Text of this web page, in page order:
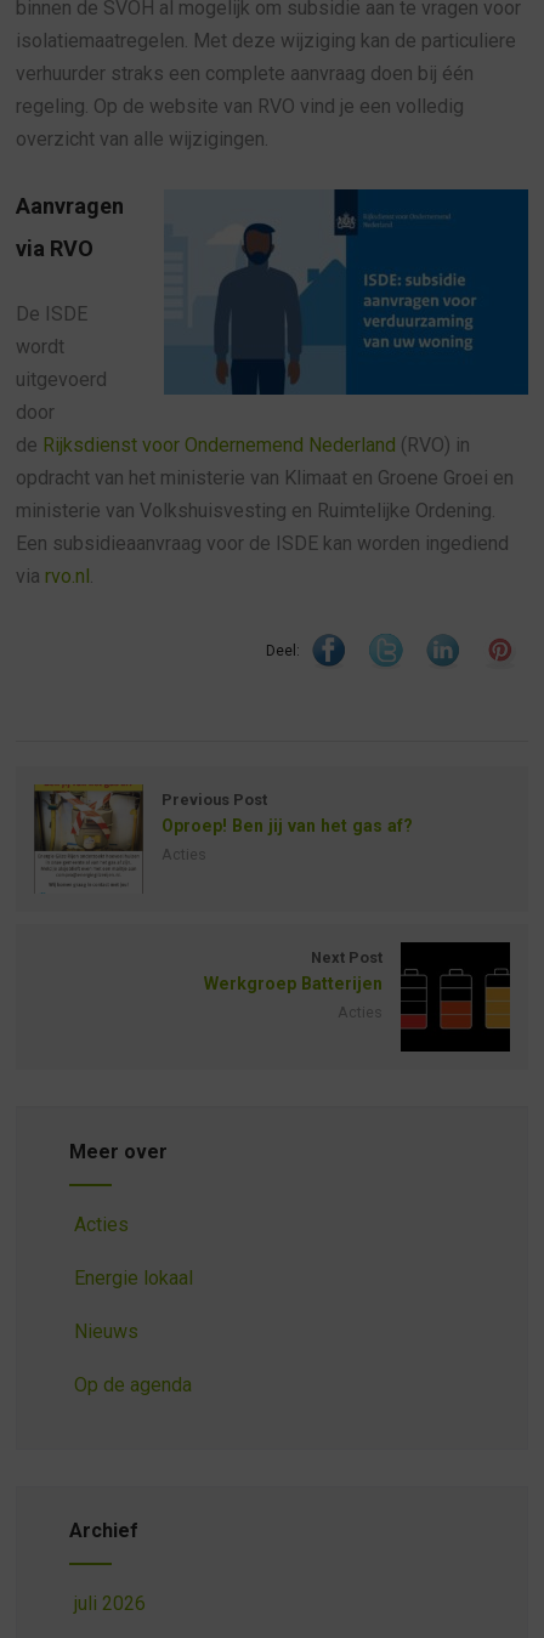
binnen de SVOH al mogelijk om subsidie aan te vragen voor
isolatiemaatregelen. Met deze wijziging kan de particuliere
verhuurder straks een complete aanvraag doen bij één
regeling. Op de website van RVO vind je een volledig
overzicht van alle wijzigingen.
Aanvragen
via RVO
De ISDE
wordt
uitgevoerd
door
de Rijksdienst voor Ondernemend Nederland (RVO) in
opdracht van het ministerie van Klimaat en Groene Groei en
ministerie van Volkshuisvesting en Ruimtelijke Ordening.
Een subsidieaanvraag voor de ISDE kan worden ingediend
viarvo.nl
Deel:
Previous Post
Oproep! Ben jij van het gas af?
Acties
Next Post
Werkgroep Batterijen
Acties
Meer over
Acties
Energie lokaal
Nieuws
Op de agenda
Archief
juli 2026